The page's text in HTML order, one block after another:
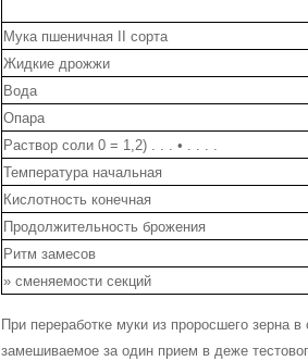
Мука пшеничная II сорта
Жидкие дрожжи
Вода
Опара
Раствор соли 0 = 1,2) . . . • . . . .
Температура начальная
Кислотность конечная
Продолжительность брожения
Ритм замесов
» сменяемости секций
При переработке муки из проросшего зерна
замешиваемое за один прием в деже